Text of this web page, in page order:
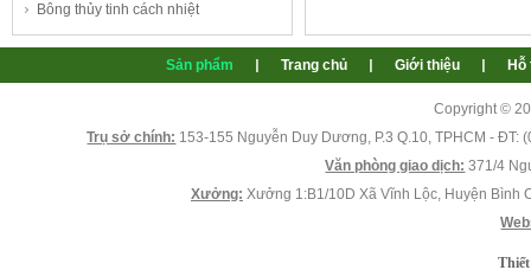
Bông thủy tinh cách nhiệt
Sản phẩm Trang chủ Giới thiệu
Copyright ©
Trụ sở chính: 153-155 Nguyễn Duy Dương, P.3 Q.10, TPHCM -
Văn phòng giao dịch: 371/4
Xưởng: Xưởng 1:B1/10D Xã Vĩnh Lộc, Huyện Bình